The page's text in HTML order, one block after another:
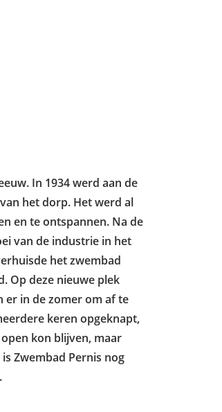
In 1934 werd aan de
het dorp. Het werd al
en te ontspannen. Na de
van de industrie in het
het zwembad
Op deze nieuwe plek
er in de zomer om af te
keren opgeknapt,
kon blijven, maar
Zwembad Pernis nog